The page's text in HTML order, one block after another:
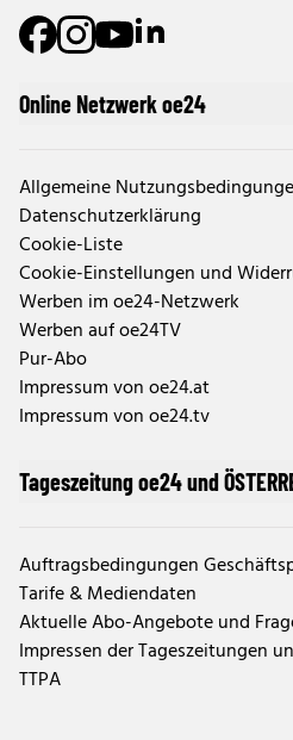
Online Netzwerk oe24
Allgemeine
Datenschutzerklärung
Cookie-Liste
Cookie-Einstellungen und
Werben im oe24-Netzwerk
Werben auf oe24TV
Pur-Abo
Impressum von oe24.at
Impressum von oe24.tv
Tageszeitung oe24 und
Auftragsbedingungen
Tarife & Mediendaten
Aktuelle Abo-Angebote und
Impressen der Tageszeitungen
TTPA